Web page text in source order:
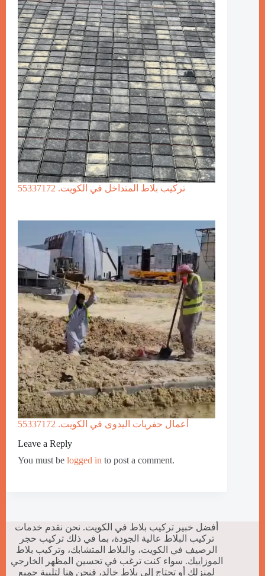
تركيب بلاط المتداخل في الكويت. 55337172
أعمال حفريات اليدوى في الكويت. 55337172
Leave a Reply
You must be logged in to post a comment.
أفضل خبير تركيب بلاط في الكويت. نحن نقدم خدمات
تركيب البلاط عالية الجودة، بما في ذلك تركيب حجر
الرصيف في الكويت، والبلاط المتشابك، وتركيب بلاط
الموزاييك. سواء كنت ترغب في تحسين المظهر الخارجي
لمنزلك أو تحتاج إلى بلاط خالد، فنحن هنا لتلبية جميع